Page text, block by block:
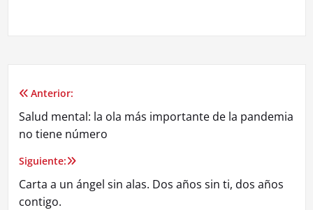
Navegación
de
entradas
Anterior:
Salud mental: la ola más importante de la pandemia
no tiene número
Siguiente:
Carta a un ángel sin alas. Dos años sin ti, dos años
contigo.